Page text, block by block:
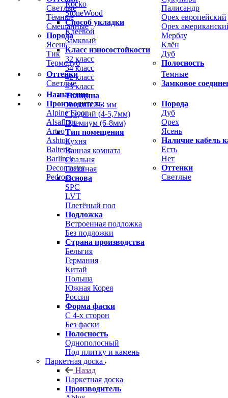
Светлые
Тёмные
Смешанные
Порода
Ясень
Тик
Термодуб
Палисандр
Орех европейский
Орех
Мербау
Клён
Дуб
Полосность
Оттенки
Светлые
Темные
Замковое
Назначение
Производитель
Alpine Floor
Alsafloor
Arteo
Ashton
Balterio
Barlinek
Decomaster
Pedross
Порода
Дуб
Орех
Ясень
Наличие кабель
Есть
Нет
Оттенки
Светлые
Rocko
StoneWood
Способ укладки
Клеевой
Замквый
Класс износостойкости
32 класс
34 класс
42 класс
43 класс
Толщина
Тонкий 2-3 мм
Средний (4-5,7мм)
Премиум (6-8мм)
Тип помещения
Кухня
Ванная комната
Спальня
Гостиная
Основа
SPC
LVT
Плетёный пол
Подложка
Встроенная подложка
Без подложки
Страна производства
Бельгия
Германия
Китай
Польша
Южная Корея
Россия
Форма фаски
С 4-х сторон
Без фаски
Полосность
Однополосный
Под плитку и камень
Паркетная доска
Назад
Паркетная доска
Производитель